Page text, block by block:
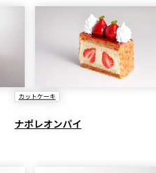
カットケーキ
ナポレオンパイ